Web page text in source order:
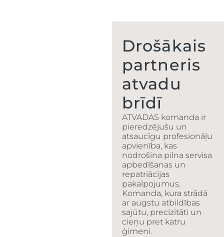
Drošākais
partneris
atvadu
brīdī
ATVADAS komanda ir
pieredzējušu un
atsaucīgu profesionāļu
apvienība, kas
nodrošina pilna servisa
apbedīšanas un
repatriācijas
pakalpojumus.
Komanda, kura strādā
ar augstu atbildības
sajūtu, precizitāti un
cieņu pret katru
ģimeni.